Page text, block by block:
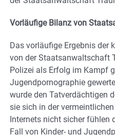
Vorläufige Bilanz von
Das vorläufige Ergebnis der
von der Staatsanwaltschaft
Polizei als Erfolg im Kampf
Jugendpornographie
wurde den Tatverdächtigen
sie sich in der
Internets nicht sicher fühlen
Fall von Kinder- und